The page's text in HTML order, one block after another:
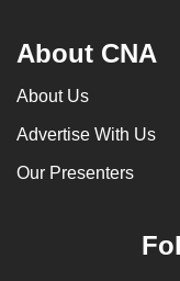
About CNA
About Us
Advertise With Us
Our Presenters